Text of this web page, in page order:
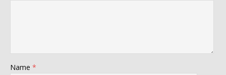
Name *